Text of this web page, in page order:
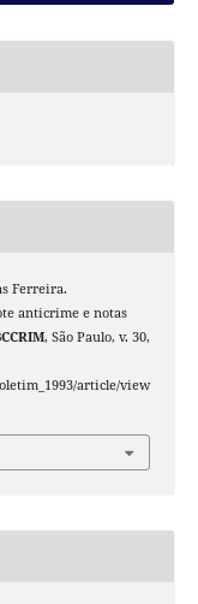
Ferreira.
anticrime e notas
, São Paulo, v. 30,
article/view